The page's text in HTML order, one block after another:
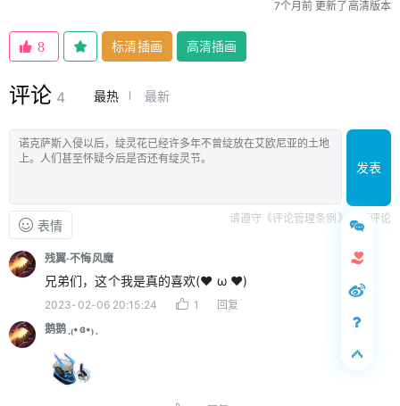
7个月前 更新了高清版本
8 标清插画 高清插画
评论 4 最热 最新
发表
表情 请遵守《评论管理条例》文明评论
残翼·不悔风魔
兄弟们，这个我是真的喜欢(❤ ω ❤)
2023-02-06 20:15:24 1
回复
鹅鹅ˏ₍•ɞ•₎ˎ